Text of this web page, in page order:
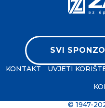
SVI
KONTAKT UVJETI
© 1947-